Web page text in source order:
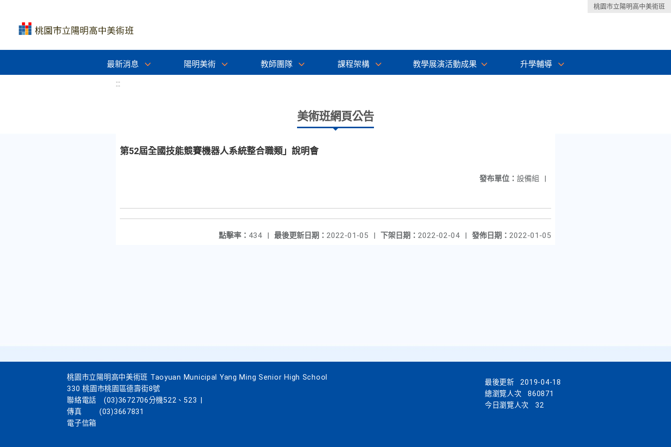
桃園市立陽明高中美術班
最新消息 陽明美術 教師團隊 課程架構 教學展演活動成果 升學輔導
:::
美術班網頁公告
第52屆全國技能競賽機器人系統整合職類」說明會
發布單位： 設備組 |
發佈日期： 2022-01-05
下架日期： 2022-02-04 |
最後更新日期： 2022-01-05 |
點擊率： 434 |
桃園市立陽明高中美術班 Taoyuan Municipal Yang Ming Senior High School
330 桃園市桃園區德壽街8號
聯絡電話
(03)3672706分機522、523
傳真
(03)3667831
電子信箱
最後更新
2019-04-18
總瀏覽人次
860871
今日瀏覽人次
32